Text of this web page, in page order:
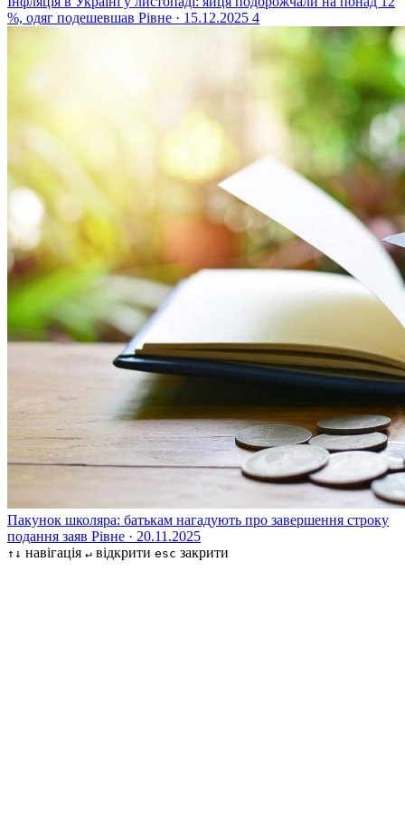
%, одяг подешевшав Рівне · 15.12.2025 4
Пакунок школяра: батькам нагадують про завершення строку
подання заяв Рівне · 20.11.2025
↑↓ навігація ↵ відкрити esc закрити